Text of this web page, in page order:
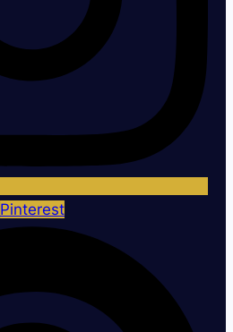
Pinterest